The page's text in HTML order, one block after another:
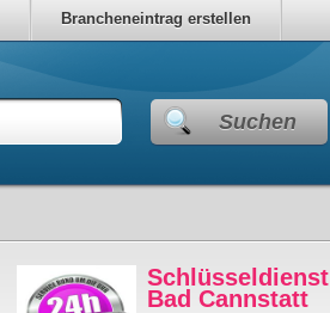
Brancheneintrag erstellen
Suchen
Schlüsseldienst
Bad Cannstatt